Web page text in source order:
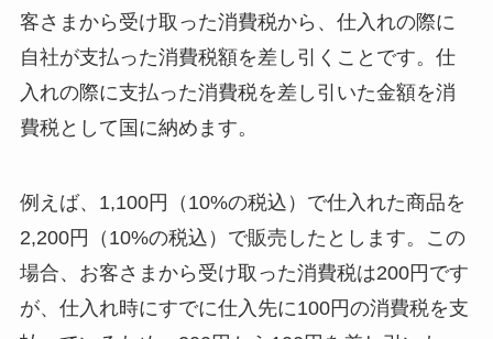
客さまから受け取った消費税から、仕入れの際に
自社が支払った消費税額を差し引くことです。仕
入れの際に支払った消費税を差し引いた金額を消
費税として国に納めます。
例えば、1,100円（10%の税込）で仕入れた商品を
2,200円（10%の税込）で販売したとします。この
場合、お客さまから受け取った消費税は200円です
が、仕入れ時にすでに仕入先に100円の消費税を支